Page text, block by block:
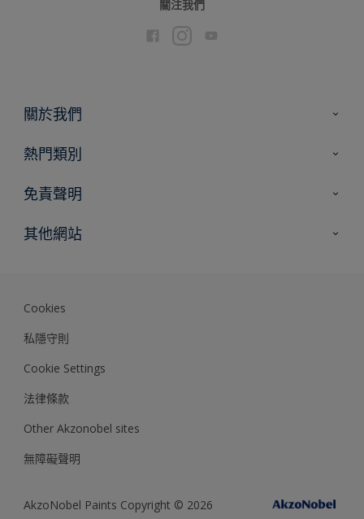
關注我們
關於我們
聯絡我們
熱門類別
尋找顏色
專家見解
免責聲明
色彩準確度
其他網站
Cookies
私隱守則
Cookie Settings
法律條款
Other Akzonobel sites
無障礙聲明
AkzoNobel Paints Copyright © 2026